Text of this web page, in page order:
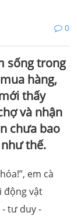
0
sống trong
hàng,
thấy
và nhận
chưa bao
thế.
em cà
động vật
tư duy -